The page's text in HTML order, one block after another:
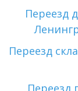
Переезд
Переезд